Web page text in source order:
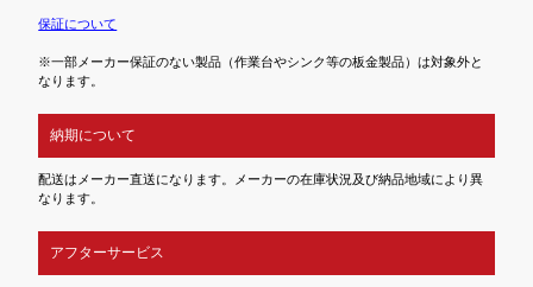
保証について
※一部メーカー保証のない製品（作業台やシンク等の板金製品）は対象外と
なります。
納期について
配送はメーカー直送になります。メーカーの在庫状況及び納品地域により異
なります。
アフターサービス